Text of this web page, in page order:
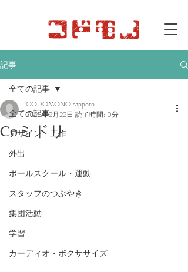
記事
全ての記事
デザイン・工作
外出
ボールスクール・運動
スタッフのつぶやき
集団活動
学習
カーディオ・ボクササイズ
全ての記事
Coミドリ
CODOMONO sapporo
2025年2月22日 読了時間: 0分